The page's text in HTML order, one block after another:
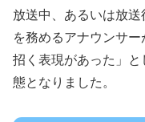
放送中、あるいは放
を務めるアナウンサ
招く表現があった」
態となりました。